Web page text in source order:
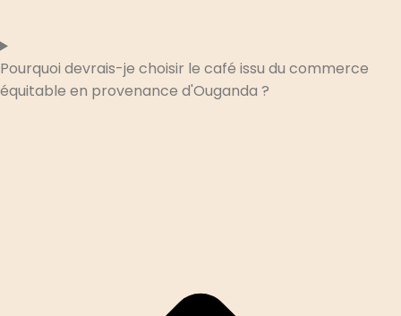
Pourquoi devrais-je choisir le café issu du commerce
équitable en provenance d'Ouganda ?